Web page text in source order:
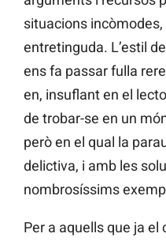
situacions
entretinguda. L’estil
ens fa passar fulla
en, insuflant en el
de trobar-se en un
però en el qual la
delictiva, i amb les
nombrosíssims
Per a aquells que ja el